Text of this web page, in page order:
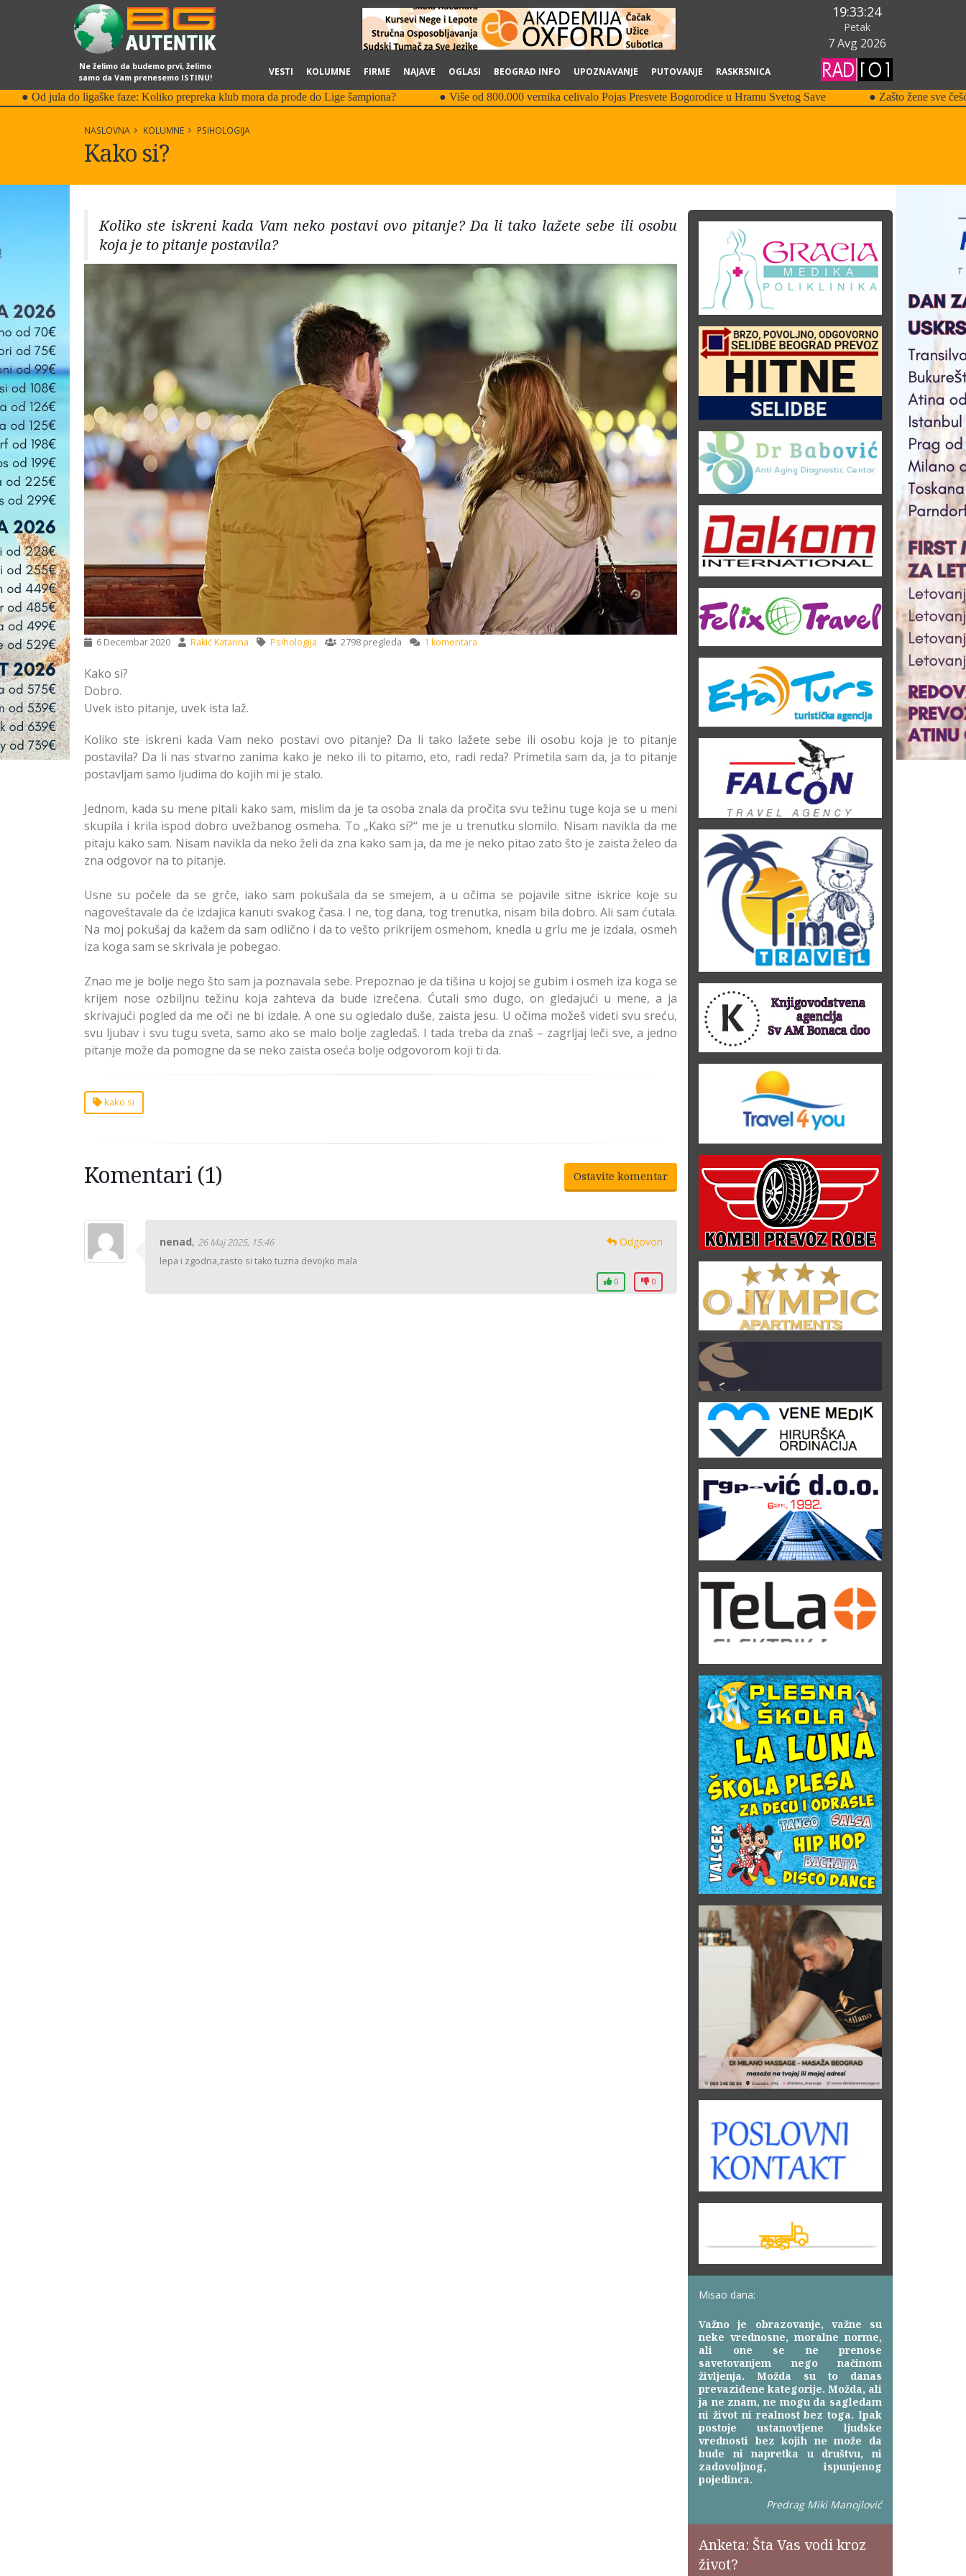
Ne želimo da budemo prvi, želimo
samo da Vam prenesemo ISTINU!
VESTI KOLUMNE FIRME NAJAVE OGLASI BEOGRAD INFO UPOZNAVANJE PUTOVANJE RASKRSNICA
19:33:26
Petak
7 Avg 2026
NASLOVNA KOLUMNE PSIHOLOGIJA
Kako si?
Koliko ste iskreni kada Vam neko postavi ovo pitanje? Da li tako lažete sebe ili osobu
koja je to pitanje postavila?
6 Decembar 2020 Rakić Katarina Psihologija 2798 pregleda 1 komentara
Kako si?
Dobro.
Uvek isto pitanje, uvek ista laž.
Koliko ste iskreni kada Vam neko postavi ovo pitanje? Da li tako lažete sebe ili osobu koja je to pitanje
postavila? Da li nas stvarno zanima kako je neko ili to pitamo, eto, radi reda? Primetila sam da, ja to pitanje
postavljam samo ljudima do kojih mi je stalo.
Jednom, kada su mene pitali kako sam, mislim da je ta osoba znala da pročita svu težinu tuge koja se u meni
skupila i krila ispod dobro uvežbanog osmeha. To „Kako si?“ me je u trenutku slomilo. Nisam navikla da me
pitaju kako sam. Nisam navikla da neko želi da zna kako sam ja, da me je neko pitao zato što je zaista želeo da
zna odgovor na to pitanje.
Usne su počele da se grče, iako sam pokušala da se smejem, a u očima se pojavile sitne iskrice koje su
nagoveštavale da će izdajica kanuti svakog časa. I ne, tog dana, tog trenutka, nisam bila dobro. Ali sam ćutala.
Na moj pokušaj da kažem da sam odlično i da to vešto prikrijem osmehom, knedla u grlu me je izdala, osmeh
iza koga sam se skrivala je pobegao.
Znao me je bolje nego što sam ja poznavala sebe. Prepoznao je da tišina u kojoj se gubim i osmeh iza koga se
krijem nose ozbiljnu težinu koja zahteva da bude izrečena. Ćutali smo dugo, on gledajući u mene, a ja
skrivajući pogled da me oči ne bi izdale. A one su ogledalo duše, zaista jesu. U očima možeš videti svu sreću,
svu ljubav i svu tugu sveta, samo ako se malo bolje zagledaš. I tada treba da znaš – zagrljaj leči sve, a jedno
pitanje može da pomogne da se neko zaista oseća bolje odgovorom koji ti da.
kako si
Komentari (1) Ostavite komentar
nenad, 26 Maj 2025, 15:46 Odgovori
lepa i zgodna,zasto si tako tuzna devojko mala
0 0
Misao dana:
Važno je obrazovanje, važne su
neke vrednosne, moralne norme,
ali one se ne prenose
savetovanjem nego načinom
življenja. Možda su to danas
prevaziđene kategorije. Možda, ali
ja ne znam, ne mogu da sagledam
ni život ni realnost bez toga. Ipak
postoje ustanovljene ljudske
vrednosti bez kojih ne može da
bude ni napretka u društvu, ni
zadovoljnog, ispunjenog
pojedinca.
Predrag Miki Manojlović
Anketa: Šta Vas vodi kroz
život?